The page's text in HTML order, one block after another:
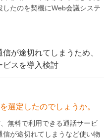
たのを契機にWeb会議システ
が途切れてしまうため、
ビスを導入検討
選定したのでしょうか。
無料で利用できる通話サービ
が途切れてしまうなど使い物